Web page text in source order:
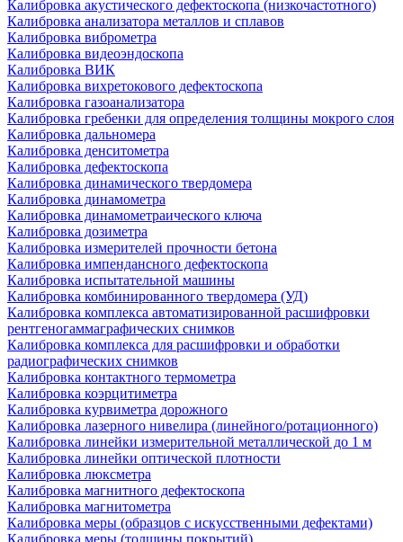
Калибровка акустического дефектоскопа (низкочастотного)
Калибровка анализатора металлов и сплавов
Калибровка виброметра
Калибровка видеоэндоскопа
Калибровка ВИК
Калибровка вихретокового дефектоскопа
Калибровка газоанализатора
Калибровка гребенки для определения толщины мокрого слоя
Калибровка дальномера
Калибровка денситометра
Калибровка дефектоскопа
Калибровка динамического твердомера
Калибровка динамометра
Калибровка динамометраического ключа
Калибровка дозиметра
Калибровка измерителей прочности бетона
Калибровка импендансного дефектоскопа
Калибровка испытательной машины
Калибровка комбинированного твердомера (УД)
Калибровка комплекса автоматизированной расшифровки
рентгеногаммаграфических снимков
Калибровка комплекса для расшифровки и обработки
радиографических снимков
Калибровка контактного термометра
Калибровка коэрцитиметра
Калибровка курвиметра дорожного
Калибровка лазерного нивелира (линейного/ротационного)
Калибровка линейки измерительной металлической до 1 м
Калибровка линейки оптической плотности
Калибровка люксметра
Калибровка магнитного дефектоскопа
Калибровка магнитометра
Калибровка меры (образцов с искусственными дефектами)
Калибровка меры (толщины покрытий)